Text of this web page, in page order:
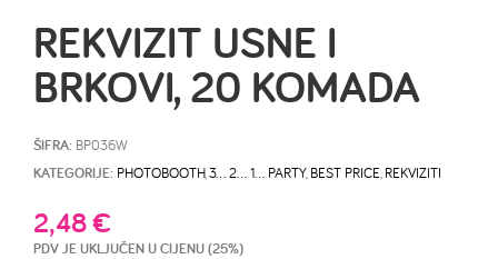
REKVIZIT USNE I
BRKOVI, 20 KOMADA
ŠIFRA: BP036W
KATEGORIJE: PHOTOBOOTH,3… 2… 1… PARTY, BEST PRICE REKVIZITI
2,48€
PDV JE UKLJUČEN U CIJENU (25%)